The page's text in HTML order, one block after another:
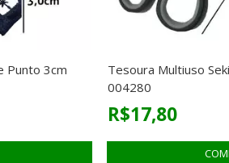
Punto 3cm
Tesoura Multiuso
004280
R$17,80